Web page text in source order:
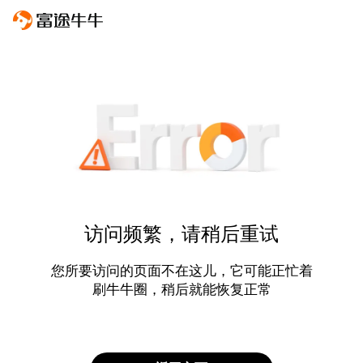
访问频繁，请稍后重试
您所要访问的页面不在这儿，它可能正忙着
刷牛牛圈，稍后就能恢复正常